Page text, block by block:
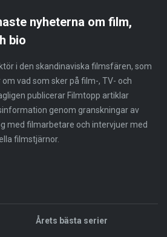
nyheterna om film,
bio
i den skandinaviska filmsfären, som
vad som sker på film-, TV- och
publicerar Filmtopp artiklar
genom granskningar av
med filmarbetare och intervjuer med
filmstjärnor.
Årets bästa serier